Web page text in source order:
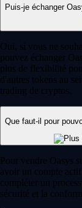
Puis-je échanger
Oui, si vous ne
pouvez échanger
plus de flexibilité
d'autres tokens au
trading de cryptos.
Que faut-il pour
Pour vendre Oasys
avoir un compte
compléter un
sécurité et la